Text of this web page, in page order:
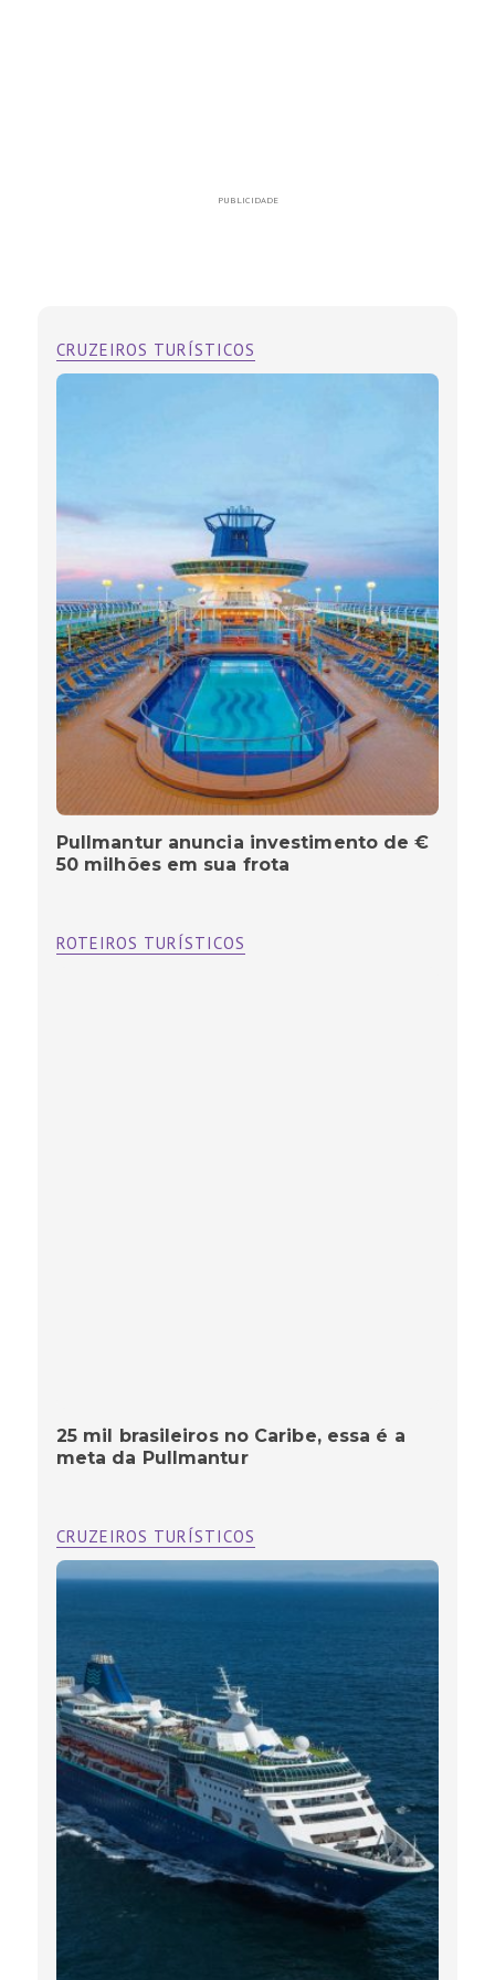
PUBLICIDADE
CRUZEIROS TURÍSTICOS
Pullmantur anuncia investimento de €
50 milhões em sua frota
ROTEIROS TURÍSTICOS
25 mil brasileiros no Caribe, essa é a
meta da Pullmantur
CRUZEIROS TURÍSTICOS